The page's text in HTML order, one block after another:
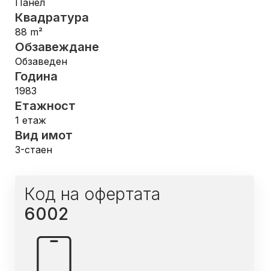
Панел
Квадратура
88 m²
Обзавеждане
Обзаведен
Година
1983
Етажност
1 етаж
Вид имот
3-стаен
Код на офертата
6002